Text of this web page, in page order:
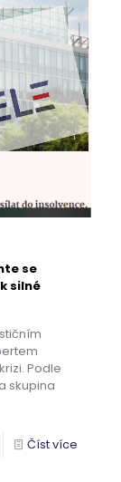
se
silné
Podle
skupina
Číst více